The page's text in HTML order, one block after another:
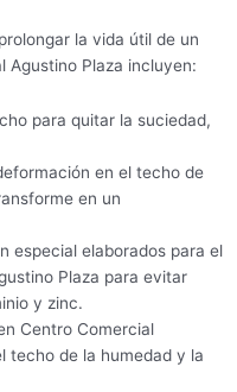
la vida útil de un
Agustino Plaza incluyen:
para quitar la suciedad,
en el techo de
en un
especial elaborados para el
Plaza para evitar
y zinc.
Centro Comercial
techo de la humedad y la